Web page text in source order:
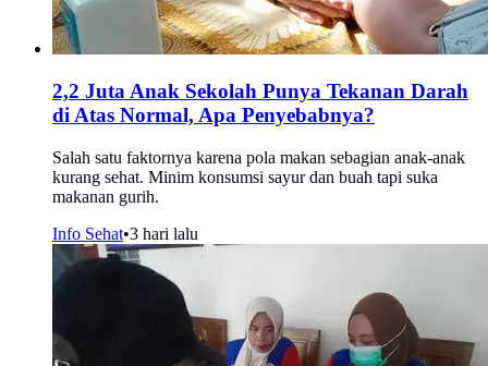
2,2 Juta Anak Sekolah Punya Tekanan Darah
di Atas Normal, Apa Penyebabnya?
Salah satu faktornya karena pola makan sebagian anak-anak
kurang sehat. Minim konsumsi sayur dan buah tapi suka
makanan gurih.
Info Sehat•3 hari lalu